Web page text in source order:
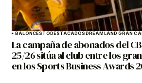
BALONCESTODESTACADOSDREAMLAND GRAN
La campaña de abonados del
25/26 sitúa al club entre los
en los Sports Business Awards